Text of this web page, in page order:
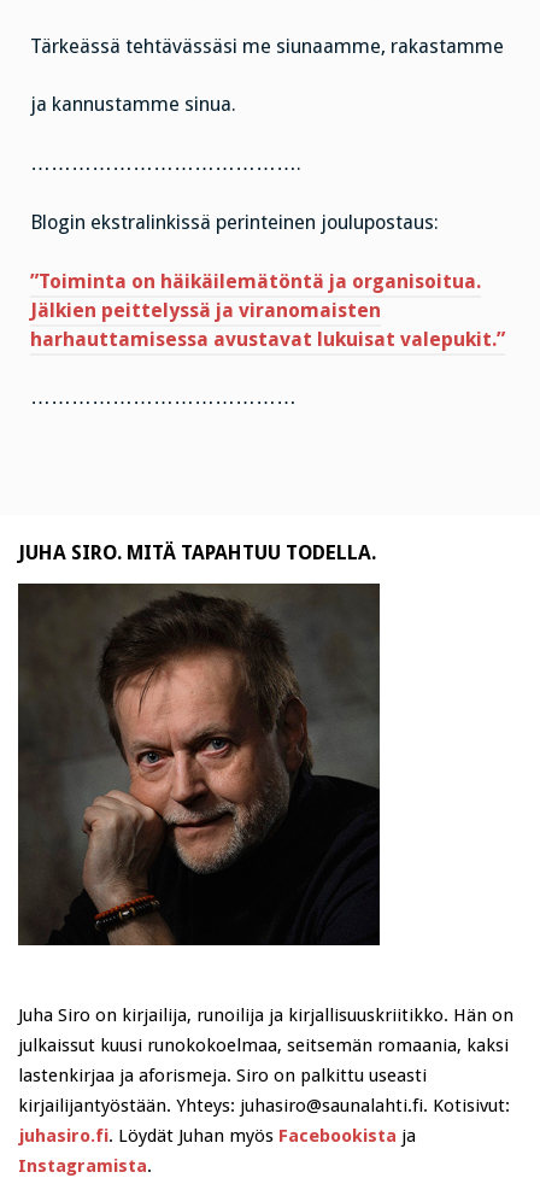
Tärkeässä tehtävässäsi me siunaamme, rakastamme
ja kannustamme sinua.
………………………………….
Blogin ekstralinkissä perinteinen joulupostaus:
”Toiminta on häikäilemätöntä ja organisoitua.
Jälkien peittelyssä ja viranomaisten
harhauttamisessa avustavat lukuisat valepukit.”
…………………………………
JUHA SIRO. MITÄ TAPAHTUU TODELLA.
Juha Siro on kirjailija, runoilija ja kirjallisuuskriitikko. Hän on
julkaissut kuusi runokokoelmaa, seitsemän romaania, kaksi
lastenkirjaa ja aforismeja. Siro on palkittu useasti
kirjailijantyöstään. Yhteys: juhasiro@saunalahti.fi. Kotisivut:
juhasiro.fi. Löydät Juhan myös Facebookista ja
Instagramista.